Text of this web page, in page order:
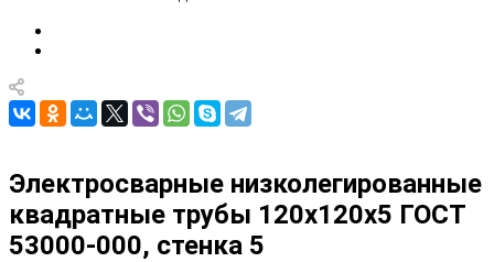
Электросварные низколегированные
квадратные трубы 120х120х5 ГОСТ
53000-000, стенка 5